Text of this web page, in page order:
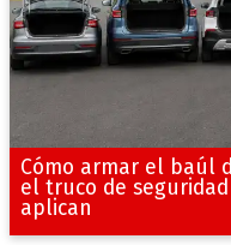
Cómo armar el baúl
el truco de
aplican